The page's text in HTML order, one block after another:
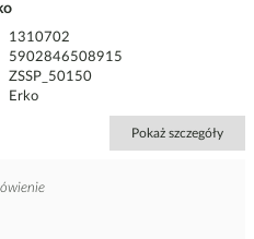
1310702
5902846508915
ZSSP_50150
Erko
Pokaż szczegóły